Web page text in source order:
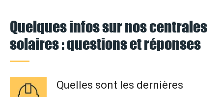
Quelques infos sur nos centrales
solaires : questions et réponses
Quelles sont les dernières